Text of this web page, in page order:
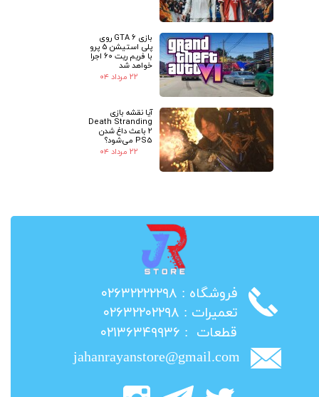
بازی GTA 6 روی
پلی استیشن 5 پرو
با فریم ریت 60 اجرا
خواهد شد
۲۲ مرداد ۰۴
آیا نقشه بازی
Death Stranding
2 باعث داغ شدن
PS5 می‌شود؟
۲۲ مرداد ۰۴
​فروشگاه : ۰۲۶۳۲۲۲۲۲۹۸
​تعمیرات : ۰۲۶۳۲۲۰۲۲۹۸
​قطعات : ۰۲۱۳۶۳۴۹۹۳۶
jahanrayanstore@gmail.com